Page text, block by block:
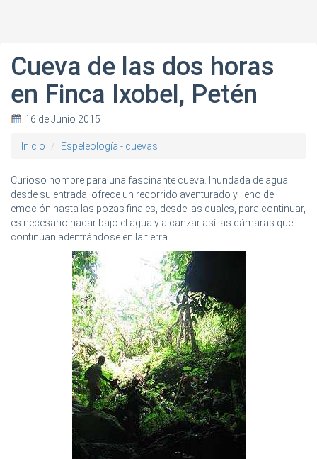
Cueva de las dos horas
en Finca Ixobel, Petén
16 de Junio 2015
Inicio Espeleología - cuevas
Curioso nombre para una fascinante cueva. Inundada de agua
desde su entrada, ofrece un recorrido aventurado y lleno de
emoción hasta las pozas finales, desde las cuales, para continuar,
es necesario nadar bajo el agua y alcanzar así las cámaras que
continúan adentrándose en la tierra.